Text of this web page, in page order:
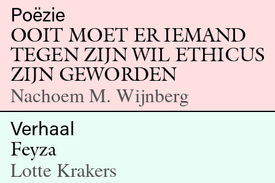
Poëzie
OOIT MOET ER IEMAND
TEGEN ZIJN WIL ETHICUS
ZIJN GEWORDEN
Nachoem M. Wijnberg
Verhaal
Feyza
Lotte Krakers